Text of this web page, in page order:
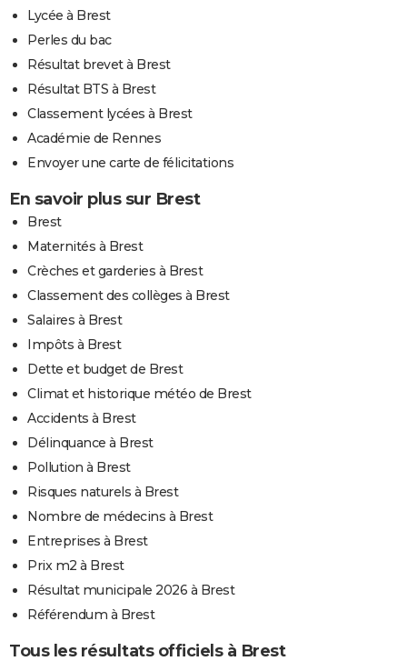
Lycée à Brest
Perles du bac
Résultat brevet à Brest
Résultat BTS à Brest
Classement lycées à Brest
Académie de Rennes
Envoyer une carte de félicitations
En savoir plus sur Brest
Brest
Maternités à Brest
Crèches et garderies à Brest
Classement des collèges à Brest
Salaires à Brest
Impôts à Brest
Dette et budget de Brest
Climat et historique météo de Brest
Accidents à Brest
Délinquance à Brest
Pollution à Brest
Risques naturels à Brest
Nombre de médecins à Brest
Entreprises à Brest
Prix m2 à Brest
Résultat municipale 2026 à Brest
Référendum à Brest
Tous les résultats officiels à Brest